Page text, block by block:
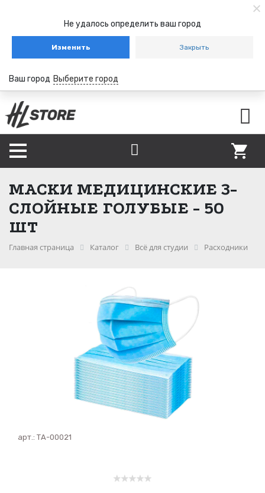
Не удалось определить ваш город
Изменить Закрыть
Ваш город Выберите город
МАСКИ МЕДИЦИНСКИЕ 3-
СЛОЙНЫЕ ГОЛУБЫЕ - 50
ШТ
Главная страница Каталог Всё для студии Расходники
арт.: ТА-00021